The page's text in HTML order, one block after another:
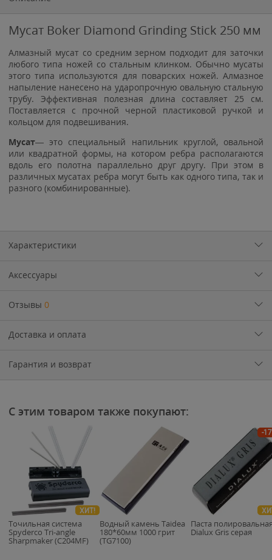
Мусат Boker Diamond Grinding Stick 250 мм
Алмазный мусат со средним зерном подходит для заточки
любого типа ножей со стальным клинком. Обычно мусаты
этого типа используются для поварских ножей. Алмазное
напыление нанесено на ударопрочную овальную стальную
трубу. Эффективная полезная длина составляет 25 см.
Поставляется с прочной черной пластиковой ручкой и
кольцом для подвешивания.
Мусат— это специальный напильник круглой, овальной
или квадратной формы, на котором ребра располагаются
вдоль его полотна параллельно друг другу. При этом в
различных мусатах ребра могут быть как одного типа, так и
разного (комбинированные).
Характеристики
Аксессуары
Отзывы 0
Доставка и оплата
Гарантия и возврат
С этим товаром также покупают:
ХИТ!
Точильная система
Spyderco Tri-angle
Sharpmaker (C204MF)
Водный камень Taidea
180*60мм 1000 грит
(TG7100)
-
Паста
Dialux Gris серая